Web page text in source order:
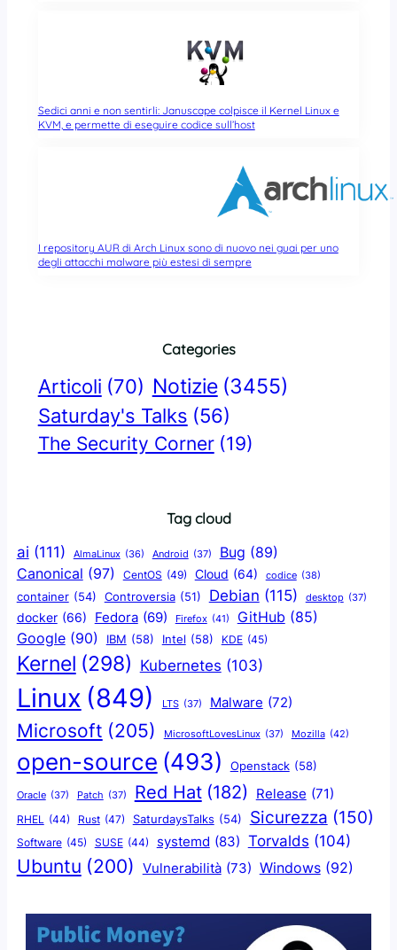
Sedici anni e non sentirli: Januscape colpisce il Kernel Linux e
KVM, e permette di eseguire codice sull’host
I repository AUR di Arch Linux sono di nuovo nei guai per uno
degli attacchi malware più estesi di sempre
Categories
Articoli (70) Notizie (3455)
Saturday's Talks (56)
The Security Corner (19)
Tag cloud
ai (111) AlmaLinux (36) Android (37) Bug (89)
Canonical (97) CentOS (49) Cloud (64) codice (38)
container (54) Controversia (51) Debian (115) desktop (37)
docker (66) Fedora (69) Firefox (41) GitHub (85)
Google (90) IBM (58) Intel (58) KDE (45)
Kernel (298) Kubernetes (103)
Linux (849) LTS (37) Malware (72)
Microsoft (205) MicrosoftLovesLinux (37) Mozilla (42)
open-source (493) Openstack (58)
Oracle (37) Patch (37) Red Hat (182) Release (71)
RHEL (44) Rust (47) SaturdaysTalks (54) Sicurezza (150)
Software (45) SUSE (44) systemd (83) Torvalds (104)
Ubuntu (200) Vulnerabilità (73) Windows (92)